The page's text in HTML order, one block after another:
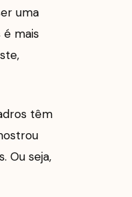
uma
mais
têm
Ou seja,